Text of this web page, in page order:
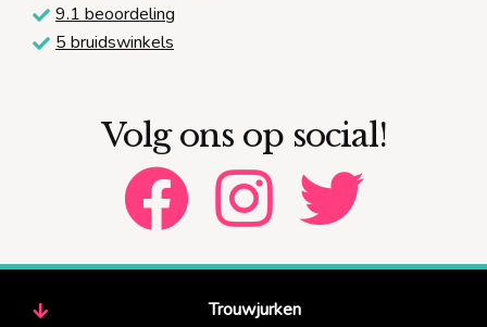
9.1 beoordeling
5 bruidswinkels
Volg ons op social!
Trouwjurken